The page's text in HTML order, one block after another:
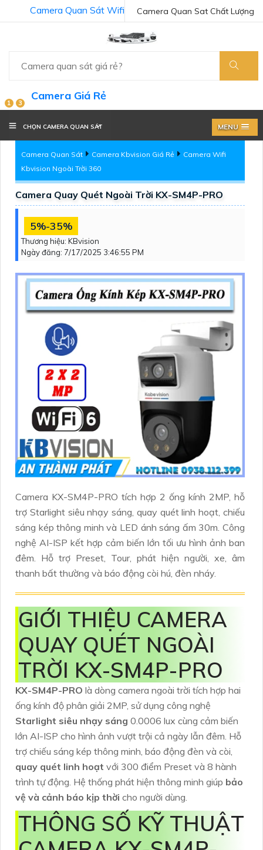
Camera Quan Sat Chất Lượng
Camera Quan Sát Wifi
1 3
Camera Giá Rẻ
CHỌN CAMERA QUAN SÁT MENU
Camera Quan Sát Camera Kbvision Giá Rẻ
Camera Wifi
Kbvision Ngoài Trời 360
Camera Quay Quét Ngoài Trời KX-SM4P-PRO
5%-35%
Thương hiệu: KBvision
Ngày đăng: 7/17/2025 3:46:55 PM
Camera KX-SM4P-PRO tích hợp 2 ống kính 2MP, hỗ
trợ Starlight siêu nhạy sáng, quay quét linh hoạt, chiếu
sáng kép thông minh và LED ánh sáng ấm 30m. Công
nghệ AI-ISP kết hợp cảm biến lớn tối ưu hình ảnh ban
đêm. Hỗ trợ Preset, Tour, phát hiện người, xe, âm
thanh bất thường và báo động còi hú, đèn nháy.
GIỚI THIỆU CAMERA
QUAY QUÉT NGOÀI
TRỜI KX-SM4P-PRO
KX-SM4P-PRO là dòng camera ngoài trời tích hợp hai
ống kính độ phân giải 2MP, sử dụng công nghệ
Starlight siêu nhạy sáng 0.0006 lux cùng cảm biến
lớn AI-ISP cho hình ảnh vượt trội cả ngày lẫn đêm. Hỗ
trợ chiếu sáng kép thông minh, báo động đèn và còi,
quay quét linh hoạt với 300 điểm Preset và 8 hành
trình tự động. Hệ thống phát hiện thông minh giúp bảo
vệ và cảnh báo kịp thời cho người dùng.
THÔNG SỐ KỸ THUẬT